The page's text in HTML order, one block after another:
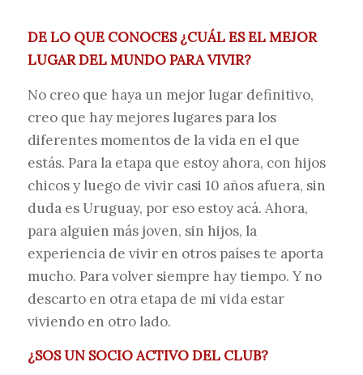
DE LO QUE CONOCES ¿CUÁL ES EL MEJOR
LUGAR DEL MUNDO PARA VIVIR?
No creo que haya un mejor lugar definitivo,
creo que hay mejores lugares para los
diferentes momentos de la vida en el que
estás. Para la etapa que estoy ahora, con hijos
chicos y luego de vivir casi 10 años afuera, sin
duda es Uruguay, por eso estoy acá. Ahora,
para alguien más joven, sin hijos, la
experiencia de vivir en otros países te aporta
mucho. Para volver siempre hay tiempo. Y no
descarto en otra etapa de mi vida estar
viviendo en otro lado.
¿SOS UN SOCIO ACTIVO DEL CLUB?